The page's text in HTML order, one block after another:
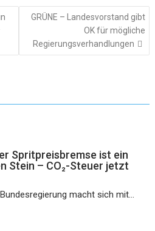
GRÜNE – Landesvorstand gibt
OK für mögliche
Regierungsverhandlungen
Spritpreisbremse ist ein
Stein – CO₂-Steuer jetzt
macht sich mit...